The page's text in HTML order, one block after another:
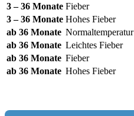
3 – 36 Monate Fieber
3 – 36 Monate Hohes Fieber
ab 36 Monate Normaltemperatur
ab 36 Monate Leichtes Fieber
ab 36 Monate Fieber
ab 36 Monate Hohes Fieber